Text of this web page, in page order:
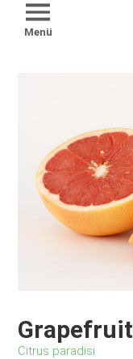
Menü
Citrus paradisi